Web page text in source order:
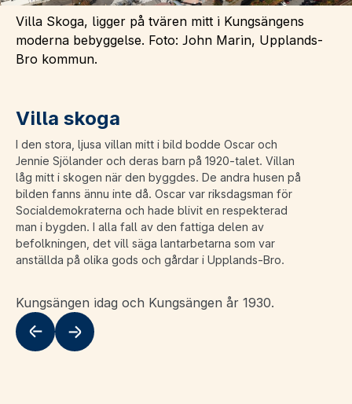
Villa Skoga, ligger på tvären mitt i Kungsängens
moderna bebyggelse. Foto: John Marin, Upplands-
Bro kommun.
Villa skoga
I den stora, ljusa villan mitt i bild bodde Oscar och
Jennie Sjölander och deras barn på 1920-talet. Villan
låg mitt i skogen när den byggdes. De andra husen på
bilden fanns ännu inte då. Oscar var riksdagsman för
Socialdemokraterna och hade blivit en respekterad
man i bygden. I alla fall av den fattiga delen av
befolkningen, det vill säga lantarbetarna som var
anställda på olika gods och gårdar i Upplands-Bro.
Kungsängen idag och Kungsängen år 1930.
Flytta till vänster
Flytta till höger